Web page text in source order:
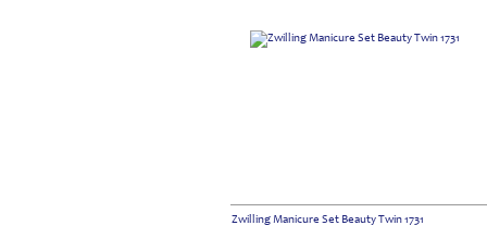
Zwilling Manicure Set Beauty Twin 1731